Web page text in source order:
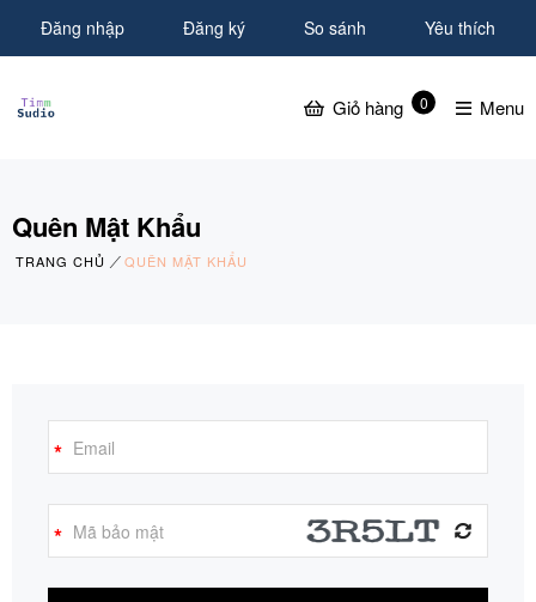
Đăng nhập Đăng ký So sánh Yêu thích
Giỏ hàng 0 Menu
Quên Mật Khẩu
TRANG CHỦ QUÊN MẬT KHẨU